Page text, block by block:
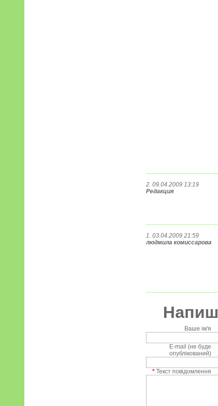
2. 09.04.2009 13:19
Редакция
1. 03.04.2009 21:59
людмила комиссарова
Ваше ім'я
E-mail (не буде
опублікований)
* Текст повідомлення